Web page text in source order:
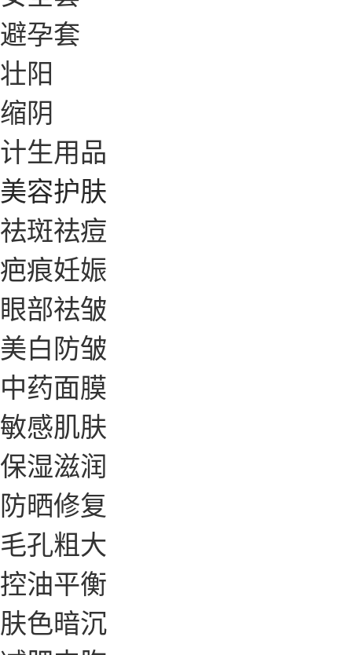
避孕套
壮阳
缩阴
计生用品
美容护肤
祛斑祛痘
疤痕妊娠
眼部祛皱
美白防皱
中药面膜
敏感肌肤
保湿滋润
防晒修复
毛孔粗大
控油平衡
肤色暗沉